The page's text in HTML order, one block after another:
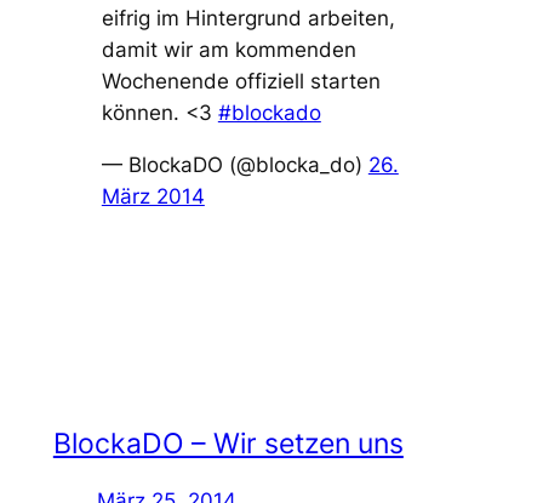
eifrig im Hintergrund arbeiten,
damit wir am kommenden
Wochenende offiziell starten
können. <3 #blockado
— BlockaDO (@blocka_do) 26.
März 2014
BlockaDO – Wir setzen uns